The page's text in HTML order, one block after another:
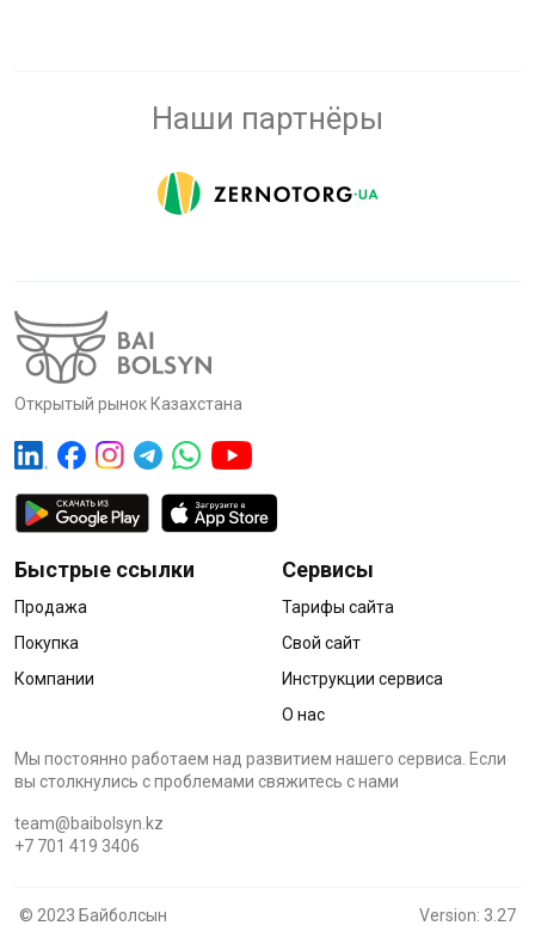
Наши партнёры
Открытый рынок Казахстана
Быстрые ссылки
Продажа
Покупка
Компании
Сервисы
Тарифы сайта
Свой сайт
Инструкции сервиса
О нас
Мы постоянно работаем над развитием нашего сервиса. Если
вы столкнулись с проблемами cвяжитесь с нами
team@baibolsyn.kz
+7 701 419 3406
© 2023 Байболсын Version: 3.27